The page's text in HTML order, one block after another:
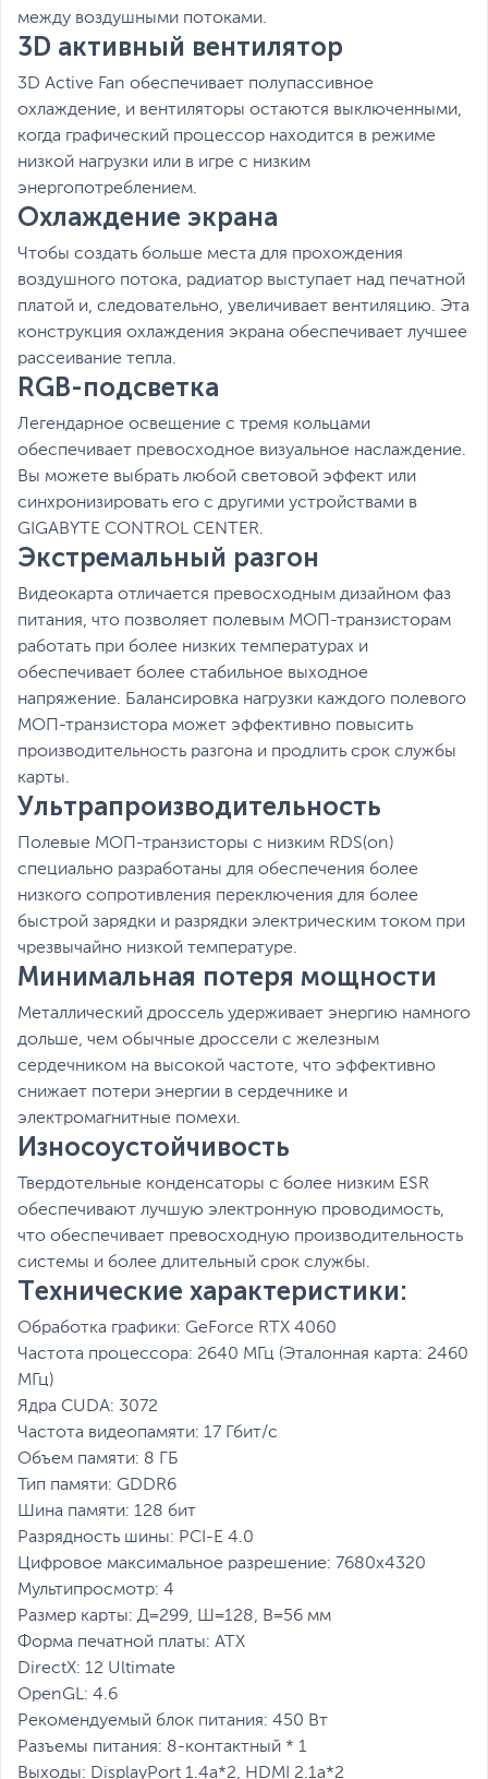
между воздушными потоками.
3D активный вентилятор
3D Active Fan обеспечивает полупассивное
охлаждение, и вентиляторы остаются выключенными,
когда графический процессор находится в режиме
низкой нагрузки или в игре с низким
энергопотреблением.
Охлаждение экрана
Чтобы создать больше места для прохождения
воздушного потока, радиатор выступает над печатной
платой и, следовательно, увеличивает вентиляцию. Эта
конструкция охлаждения экрана обеспечивает лучшее
рассеивание тепла.
RGB-подсветка
Легендарное освещение с тремя кольцами
обеспечивает превосходное визуальное наслаждение.
Вы можете выбрать любой световой эффект или
синхронизировать его с другими устройствами в
GIGABYTE CONTROL CENTER.
Экстремальный разгон
Видеокарта отличается превосходным дизайном фаз
питания, что позволяет полевым МОП-транзисторам
работать при более низких температурах и
обеспечивает более стабильное выходное
напряжение. Балансировка нагрузки каждого полевого
МОП-транзистора может эффективно повысить
производительность разгона и продлить срок службы
карты.
Ультрапроизводительность
Полевые МОП-транзисторы с низким RDS(on)
специально разработаны для обеспечения более
низкого сопротивления переключения для более
быстрой зарядки и разрядки электрическим током при
чрезвычайно низкой температуре.
Минимальная потеря мощности
Металлический дроссель удерживает энергию намного
дольше, чем обычные дроссели с железным
сердечником на высокой частоте, что эффективно
снижает потери энергии в сердечнике и
электромагнитные помехи.
Износоустойчивость
Твердотельные конденсаторы с более низким ESR
обеспечивают лучшую электронную проводимость,
что обеспечивает превосходную производительность
системы и более длительный срок службы.
Технические характеристики:
Обработка графики: GeForce RTX 4060
Частота процессора: 2640 МГц (Эталонная карта: 2460
МГц)
Ядра CUDA: 3072
Частота видеопамяти: 17 Гбит/с
Объем памяти: 8 ГБ
Тип памяти: GDDR6
Шина памяти: 128 бит
Разрядность шины: PCI-Е 4.0
Цифровое максимальное разрешение: 7680x4320
Мультипросмотр: 4
Размер карты: Д=299, Ш=128, В=56 мм
Форма печатной платы: АТХ
DirectX: 12 Ultimate
OpenGL: 4.6
Рекомендуемый блок питания: 450 Вт
Разъемы питания: 8-контактный * 1
Выходы: DisplayPort 1.4a*2, HDMI 2.1a*2